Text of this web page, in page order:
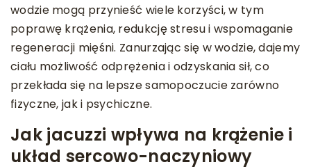
wodzie mogą przynieść wiele korzyści, w tym
poprawę krążenia, redukcję stresu i wspomaganie
regeneracji mięśni. Zanurzając się w wodzie, dajemy
ciału możliwość odprężenia i odzyskania sił, co
przekłada się na lepsze samopoczucie zarówno
fizyczne, jak i psychiczne.
Jak jacuzzi wpływa na krążenie i
układ sercowo-naczyniowy